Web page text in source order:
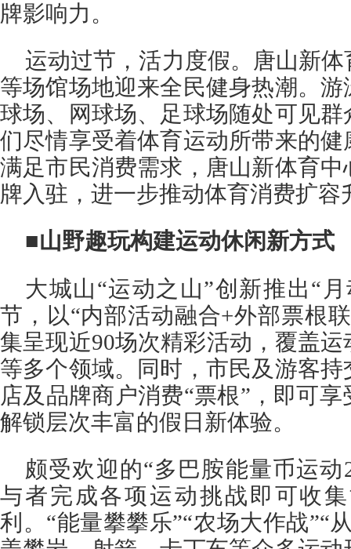
牌影响力。
运动过节，活力度假。唐山新
等场馆场地迎来全民健身热潮。
球场、网球场、足球场随处可见
们尽情享受着体育运动所带来的
满足市民消费需求，唐山新体育
牌入驻，进一步推动体育消费扩容
■山野趣玩构建运动休闲新方式
大城山“运动之山”创新推出“
节，以“内部活动融合+外部票根
集呈现近90场次精彩活动，覆盖
等多个领域。同时，市民及游客
店及品牌商户消费“票根”，即可
解锁层次丰富的假日新体验。
颇受欢迎的“多巴胺能量币运
与者完成各项运动挑战即可收
利。“能量攀攀乐”“农场大作战”“